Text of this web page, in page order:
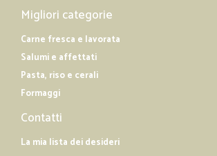
telefonicamente; precisione e puntualità nella
Migliori categorie
Carne fresca e lavorata
Salumi e affettati
Pasta, riso e cerali
Formaggi
Contatti
La mia lista dei desideri